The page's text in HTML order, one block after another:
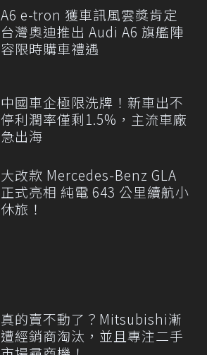
A6 e-tron 獲車訊風雲獎肯定
台灣奧迪推出 Audi A6 旗艦陣
容限時購車禮遇
中國車企極限洗牌！新車出不
停利潤率僅剩1.5%，主流車廠
急出海
大改款 Mercedes-Benz GLA
正式亮相 純電 643 公里續航小
休旅！
真的賣不動了？Mitsubishi漸
遭經銷商淘汰，並且專注二手